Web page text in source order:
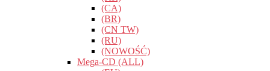
(CA)
(BR)
(CN TW)
(RU)
(NOWOŚĆ)
Mega-CD (ALL)